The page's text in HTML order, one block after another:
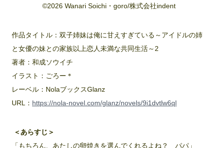
©︎2026 Wanari Soichi・goro/株式会社indent
作品タイトル：双子姉妹は俺に甘えすぎている～アイドルの姉
と女優の妹との家族以上恋人未満な共同生活～2
著者：和成ソウイチ
イラスト：ごろー＊
レーベル：NolaブックスGlanz
URL： https://nola-novel.com/glanz/novels/9i1dvtlw6ql
＜あらすじ＞
「もちろん、あたしの卵焼きを選んでくれるよね？ パパ」